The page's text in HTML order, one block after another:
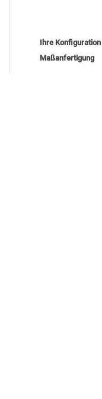
Ihre Konfiguration
Maßanfertigung